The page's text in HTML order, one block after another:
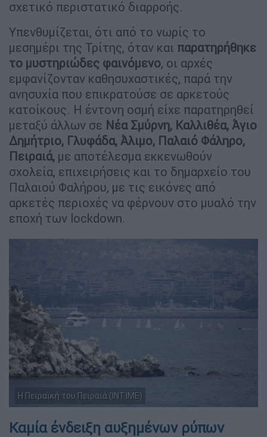
σχετικό περιστατικό διαρροής.
Υπενθυμίζεται, ότι από το νωρίς το
μεσημέρι της Τρίτης, όταν και παρατηρήθηκε
το μυστηριώδες φαινόμενο, οι αρχές
εμφανίζονταν καθησυχαστικές, παρά την
ανησυχία που επικρατούσε σε αρκετούς
κατοίκους. Η έντονη οσμή είχε παρατηρηθεί
μεταξύ άλλων σε Νέα Σμύρνη, Καλλιθέα, Άγιο
Δημήτριο, Γλυφάδα, Άλιμο, Παλαιό Φάληρο,
Πειραιά, με αποτέλεσμα εκκενωθούν
σχολεία, επιχειρήσεις και το δημαρχείο του
Παλαιού Φαλήρου, με τις εικόνες από
αρκετές περιοχές να φέρνουν στο μυαλό την
εποχή των lockdown.
Η Πειραϊκή του Πειραιά (ΙΝΤΙΜΕ)
Καμία ένδειξη αυξημένων ρύπων